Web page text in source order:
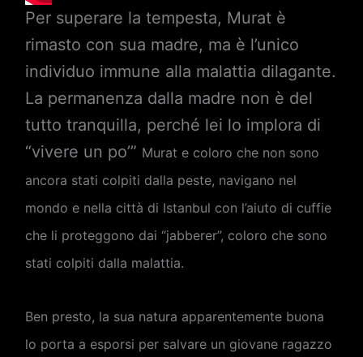
Per superare la tempesta, Murat è
rimasto con sua madre, ma è l’unico
individuo immune alla malattia dilagante.
La permanenza dalla madre non è del
tutto tranquilla, perché lei lo implora di
“vivere un po’” Murat e coloro che non sono
ancora stati colpiti dalla peste, navigano nel
mondo e nella città di Istanbul con l’aiuto di cuffie
che li proteggono dai “jabberer”, coloro che sono
stati colpiti dalla malattia.
Ben presto, la sua natura apparentemente buona
lo porta a esporsi per salvare un giovane ragazzo